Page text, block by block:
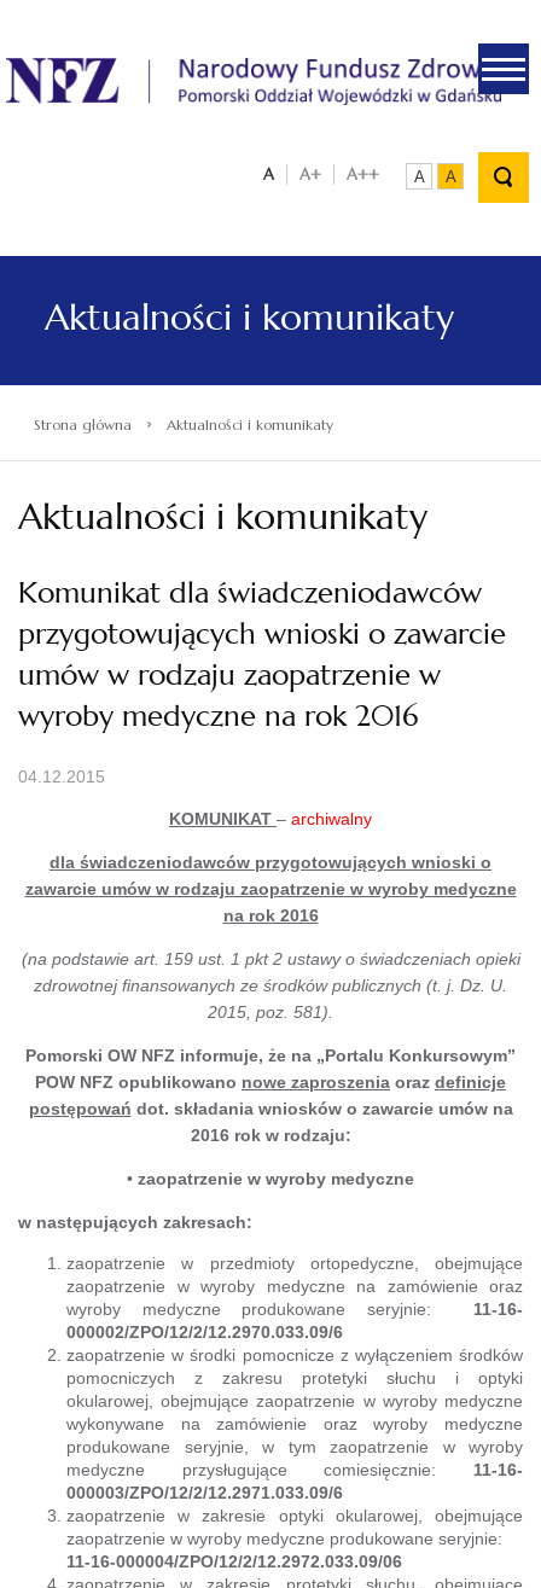
.
A A+ A++ A A
Aktualności i komunikaty
Strona główna › Aktualności i komunikaty
Aktualności i komunikaty
Komunikat dla świadczeniodawców
przygotowujących wnioski o zawarcie
umów w rodzaju zaopatrzenie w
wyroby medyczne na rok 2016
04.12.2015
KOMUNIKAT – archiwalny
dla świadczeniodawców przygotowujących wnioski o
zawarcie umów w rodzaju zaopatrzenie w wyroby medyczne
na rok 2016
(na podstawie art. 159 ust. 1 pkt 2 ustawy o świadczeniach opieki
zdrowotnej finansowanych ze środków publicznych (t. j. Dz. U.
2015, poz. 581).
Pomorski OW NFZ informuje, że na „Portalu Konkursowym”
POW NFZ opublikowano nowe zaproszenia oraz definicje
postępowań dot. składania wniosków o zawarcie umów na
2016 rok w rodzaju:
• zaopatrzenie w wyroby medyczne
w następujących zakresach:
zaopatrzenie w przedmioty ortopedyczne, obejmujące
zaopatrzenie w wyroby medyczne na zamówienie oraz
wyroby medyczne produkowane seryjnie: 11-16-
000002/ZPO/12/2/12.2970.033.09/6
zaopatrzenie w środki pomocnicze z wyłączeniem środków
pomocniczych z zakresu protetyki słuchu i optyki
okularowej, obejmujące zaopatrzenie w wyroby medyczne
wykonywane na zamówienie oraz wyroby medyczne
produkowane seryjnie, w tym zaopatrzenie w wyroby
medyczne przysługujące comiesięcznie: 11-16-
000003/ZPO/12/2/12.2971.033.09/6
zaopatrzenie w zakresie optyki okularowej, obejmujące
zaopatrzenie w wyroby medyczne produkowane seryjnie:
11-16-000004/ZPO/12/2/12.2972.033.09/06
zaopatrzenie w zakresie protetyki słuchu, obejmujące